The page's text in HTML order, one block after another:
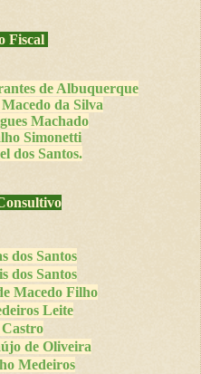
Fiscal
de Albuquerque
da Silva
Machado
Simonetti
dos Santos.
dos Santos
dos Santos
Macedo Filho
Leite
Castro
de Oliveira
Medeiros